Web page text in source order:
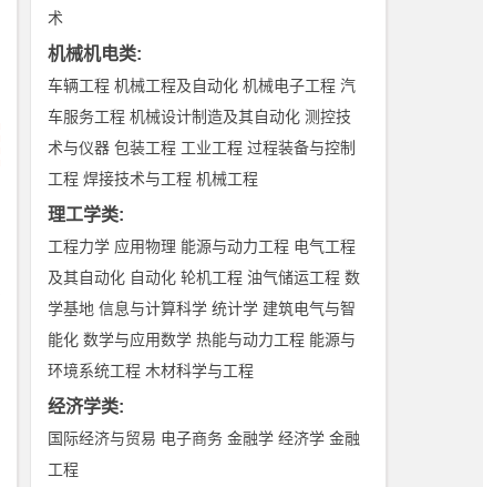
术
机械机电类:
车辆工程 机械工程及自动化 机械电子工程 汽
车服务工程 机械设计制造及其自动化 测控技
术与仪器 包装工程 工业工程 过程装备与控制
工程 焊接技术与工程 机械工程
理工学类:
工程力学 应用物理 能源与动力工程 电气工程
及其自动化 自动化 轮机工程 油气储运工程 数
学基地 信息与计算科学 统计学 建筑电气与智
能化 数学与应用数学 热能与动力工程 能源与
环境系统工程 木材科学与工程
经济学类:
国际经济与贸易 电子商务 金融学 经济学 金融
工程